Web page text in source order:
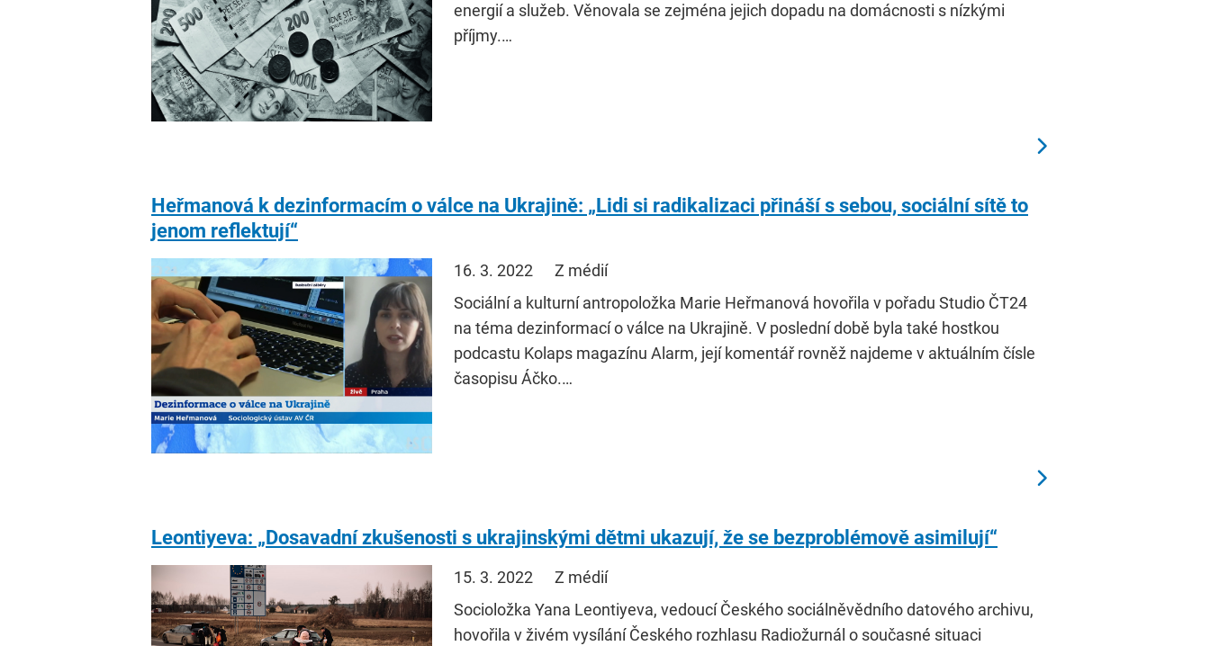
energií a služeb. Věnovala se zejména jejich dopadu na domácnosti s nízkými
příjmy.…
Heřmanová k dezinformacím o válce na Ukrajině: „Lidi si radikalizaci přináší s sebou, sociální sítě to
jenom reflektují“
16. 3. 2022
Z médií
Sociální a kulturní antropoložka Marie Heřmanová hovořila v pořadu Studio ČT24
na téma dezinformací o válce na Ukrajině. V poslední době byla také hostkou
podcastu Kolaps magazínu Alarm, její komentář rovněž najdeme v aktuálním čísle
časopisu Áčko.…
Leontiyeva: „Dosavadní zkušenosti s ukrajinskými dětmi ukazují, že se bezproblémově asimilují“
15. 3. 2022
Z médií
Socioložka Yana Leontiyeva, vedoucí Českého sociálněvědního datového archivu,
hovořila v živém vysílání Českého rozhlasu Radiožurnál o současné situaci